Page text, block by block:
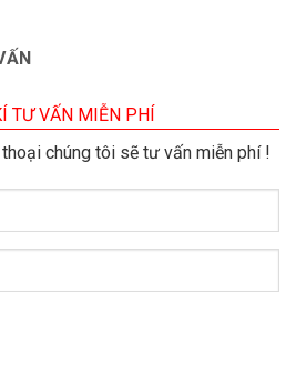
TƯ VẤN MIỄN PHÍ
chúng tôi sẽ tư vấn miễn phí !